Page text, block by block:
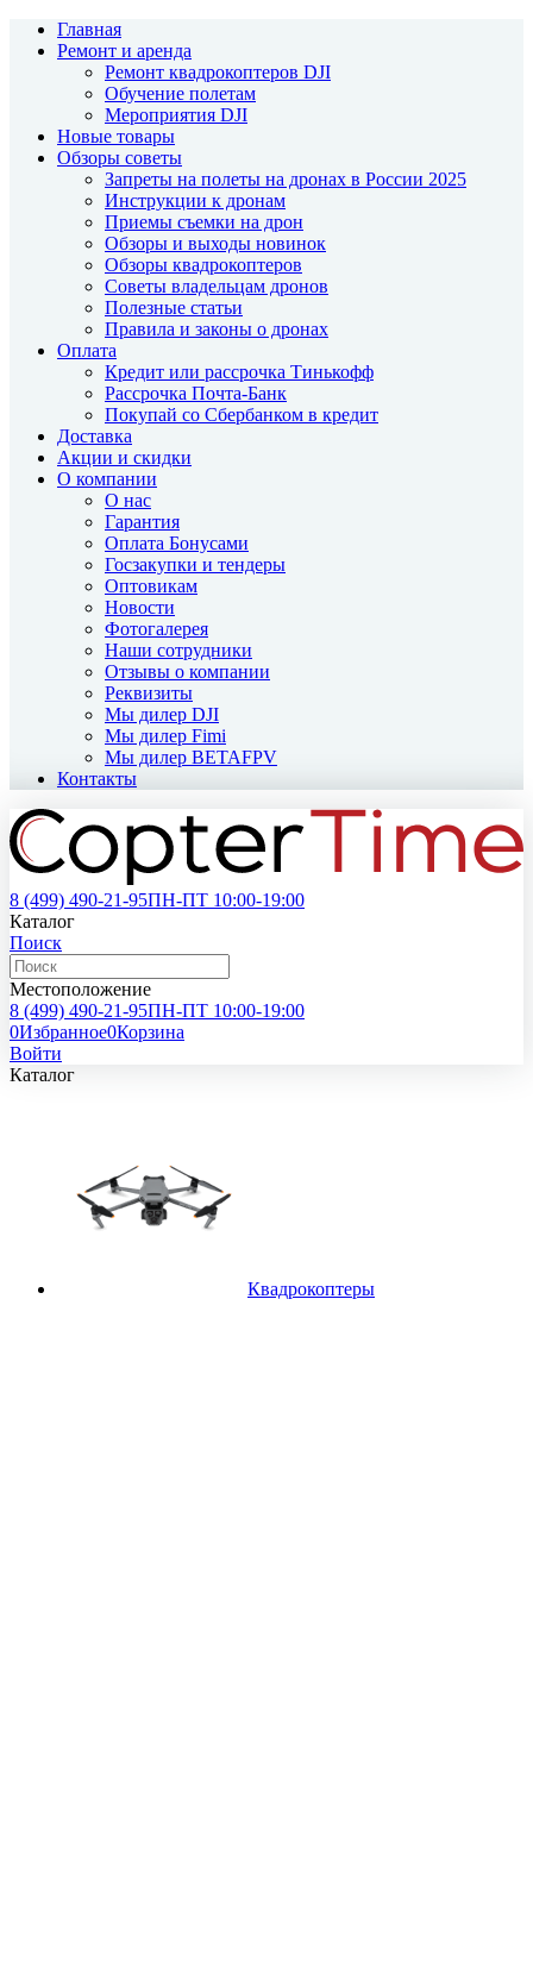
Главная
Ремонт и аренда
Ремонт квадрокоптеров DJI
Обучение полетам
Мероприятия DJI
Новые товары
Обзоры советы
Запреты на полеты на дронах в России 2025
Инструкции к дронам
Приемы съемки на дрон
Обзоры и выходы новинок
Обзоры квадрокоптеров
Советы владельцам дронов
Полезные статьи
Правила и законы о дронах
Оплата
Кредит или рассрочка Тинькофф
Рассрочка Почта-Банк
Покупай со Сбербанком в кредит
Доставка
Акции и скидки
О компании
О нас
Гарантия
Оплата Бонусами
Госзакупки и тендеры
Оптовикам
Новости
Фотогалерея
Наши сотрудники
Отзывы о компании
Реквизиты
Мы дилер DJI
Мы дилер Fimi
Мы дилер BETAFPV
Контакты
8 (499) 490-21-95ПН-ПТ 10:00-19:00
Каталог
Поиск
Местоположение
8 (499) 490-21-95ПН-ПТ 10:00-19:00
0Избранное0Корзина
Войти
Каталог
Квадрокоптеры